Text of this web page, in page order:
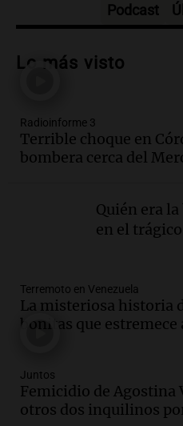
en Córdoba
Audio.Día
mitos, secretos y
cerveza artesanal
Tucumán
financiero
Episodios
Audio.La calidad
Argentina cae y
Panorama Federal
Episodios
Audio.Audiencia
Podcast
Lo más visto
Radioinforme 3
Terrible choque en
bombera cerca del
Quién era
en el
Terremoto en Venezuela
La misteriosa historia
bonitas que estremece
Juntos
Femicidio de Agostina
otros dos inquilinos